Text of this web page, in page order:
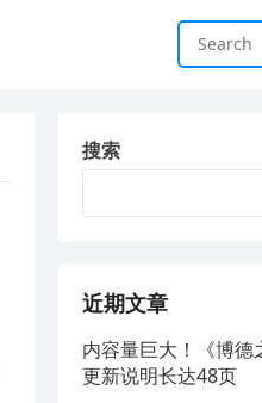
搜索
近期文章
内容量巨大！《博德
更新说明长达48页